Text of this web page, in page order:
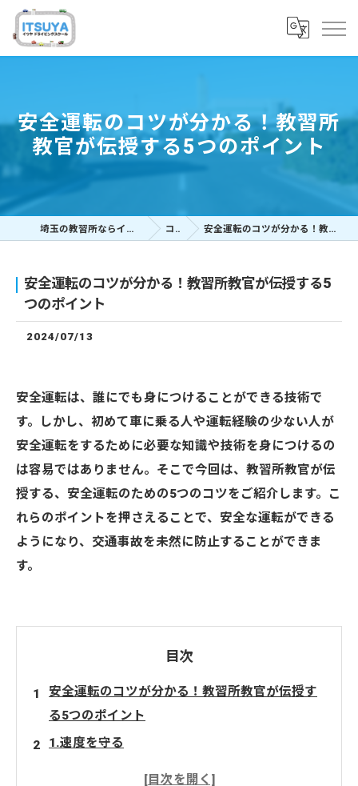
安全運転のコツが分かる！教習所
教官が伝授する5つのポイント
埼玉の教習所ならイツヤドライビングスクール コラム 安全運転のコツが分かる！教習所教官が伝授する5つのポイント
安全運転のコツが分かる！教習所教官が伝授する5
つのポイント
2024/07/13
安全運転は、誰にでも身につけることができる技術で
す。しかし、初めて車に乗る人や運転経験の少ない人が
安全運転をするために必要な知識や技術を身につけるの
は容易ではありません。そこで今回は、教習所教官が伝
授する、安全運転のための5つのコツをご紹介します。こ
れらのポイントを押さえることで、安全な運転ができる
ようになり、交通事故を未然に防止することができま
す。
目次
安全運転のコツが分かる！教習所教官が伝授す
る5つのポイント
1.速度を守る
2.運転席での姿勢に気を配る